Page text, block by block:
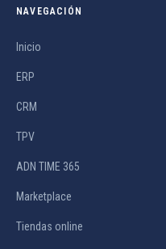
NAVEGACIÓN
Inicio
ERP
CRM
TPV
ADN TIME 365
Marketplace
Tiendas online